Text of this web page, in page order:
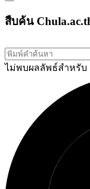
สืบค้น
ไม่พบผลลัพธ์สำหรับ